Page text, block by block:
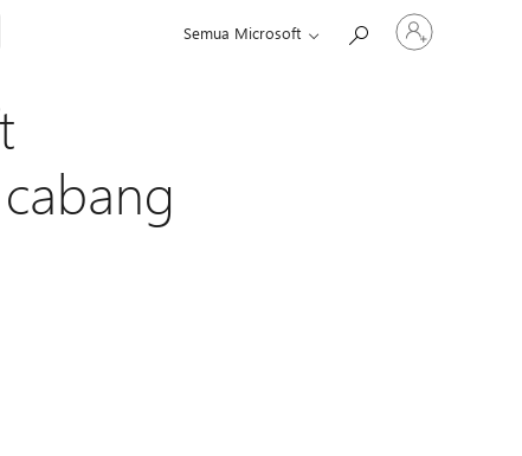
Semua Microsoft
Masuk
ke
akun